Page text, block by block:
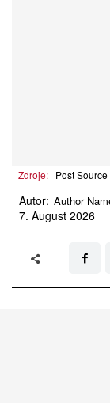
Zdroje: Post Source
Autor: Author
7. August 2026